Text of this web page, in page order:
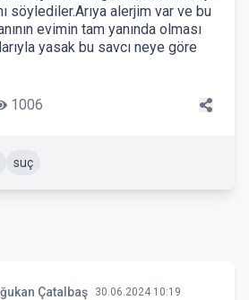
söylediler.Arıya alerjim var ve bu
evimin tam yanında olması
yasak bu savcı neye göre
1006
suç
Çatalbaş 30.06.2024 10:19